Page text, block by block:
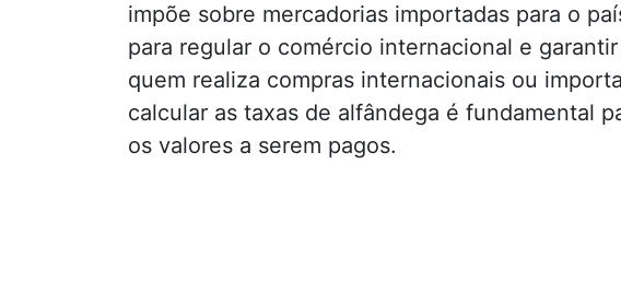
impõe sobre mercadorias importadas para o
para regular o comércio internacional e
quem realiza compras internacionais ou
calcular as taxas de alfândega é fundamental
os valores a serem pagos.